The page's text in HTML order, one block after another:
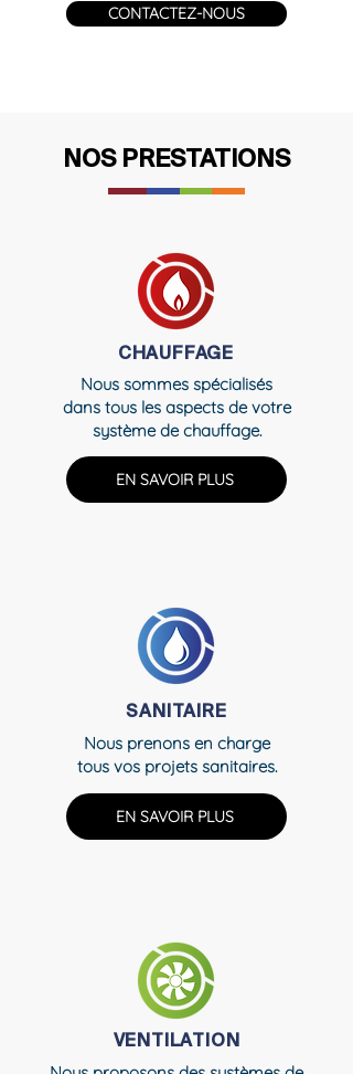
CONTACTEZ-NOUS
NOS PRESTATIONS
CHAUFFAGE
Nous sommes spécialisés
dans tous les aspects de votre
système de chauffage.
EN SAVOIR PLUS
SANITAIRE
Nous prenons en charge
tous vos projets sanitaires.
EN SAVOIR PLUS
VENTILATION